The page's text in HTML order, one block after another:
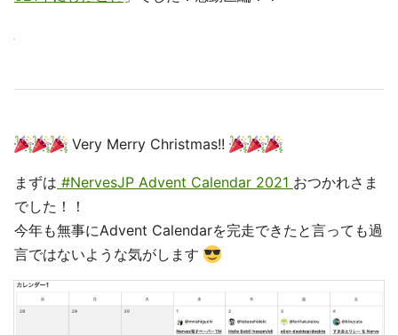
Very Merry Christmas!!
まずは #NervesJP Advent Calendar 2021 おつかれさま
でした！！
今年も無事にAdvent Calendarを完走できたと言っても過
言ではないような気がします